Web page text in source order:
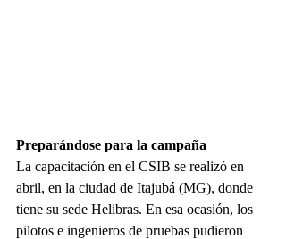
Preparándose para la campaña
La capacitación en el CSIB se realizó en
abril, en la ciudad de Itajubá (MG), donde
tiene su sede Helibras. En esa ocasión, los
pilotos e ingenieros de pruebas pudieron